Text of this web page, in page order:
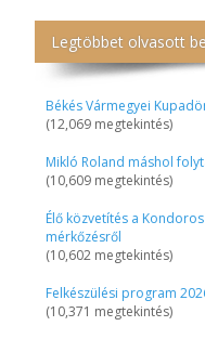
Legtöbbet olvasott
Békés Vármegyei
(12,069 megtekintés)
Mikló Roland máshol
(10,609 megtekintés)
Élő közvetítés a
mérkőzésről
(10,602 megtekintés)
Felkészülési program
(10,371 megtekintés)